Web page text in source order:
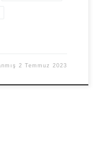
2 Temmuz 2023